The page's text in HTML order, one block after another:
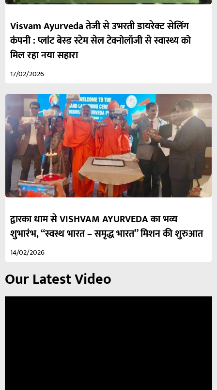
Visvam Ayurveda तेजी से उभरती डायरेक्ट सेलिंग
कंपनी : प्लांट बेस्ड स्टेम सेल टेक्नोलॉजी से स्वास्थ्य को
मिल रहा नया सहारा
17/02/2026
द्वारका धाम से VISHVAM AYURVEDA का भव्य
शुभारंभ, “स्वस्थ भारत – समृद्ध भारत” मिशन की शुरुआत
14/02/2026
Our Latest Video